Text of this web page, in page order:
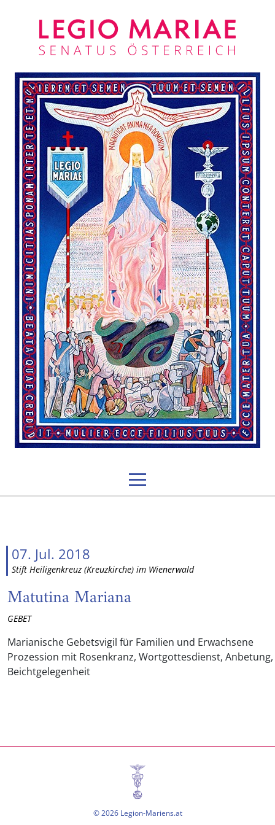
07. Jul. 2018
Stift Heiligenkreuz (Kreuzkirche) im Wienerwald
Matutina Mariana
GEBET
Marianische Gebetsvigil für Familien und Erwachsene
Prozession mit Rosenkranz, Wortgottesdienst, Anbetung,
Beichtgelegenheit
© 2026 Legion-Mariens.at